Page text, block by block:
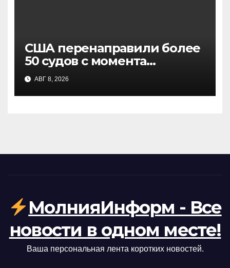
США перенаправили более
50 судов с момента
возобновления морской
блокады Ирана: заявление
CENTCOM
АВГ 8, 2026
МолнияИнформ - Все
новости в одном месте!
Ваша персональная лента коротких новостей.